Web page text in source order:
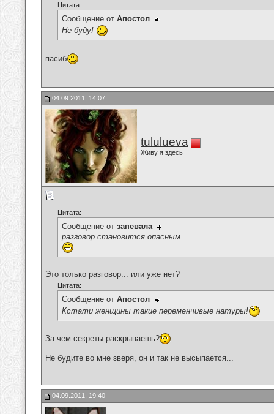
Цитата:
Сообщение от Апостол
Не буду!
пасиб
04.09.2011, 14:07
tululueva
Живу я здесь
Цитата:
Сообщение от запевала
разговор становится опасным
Это только разговор... или уже нет?
Цитата:
Сообщение от Апостол
Кстати женщины такие переменчивые натуры!
За чем секреты раскрываешь?
Не будите во мне зверя, он и так не высыпается...
04.09.2011, 19:40